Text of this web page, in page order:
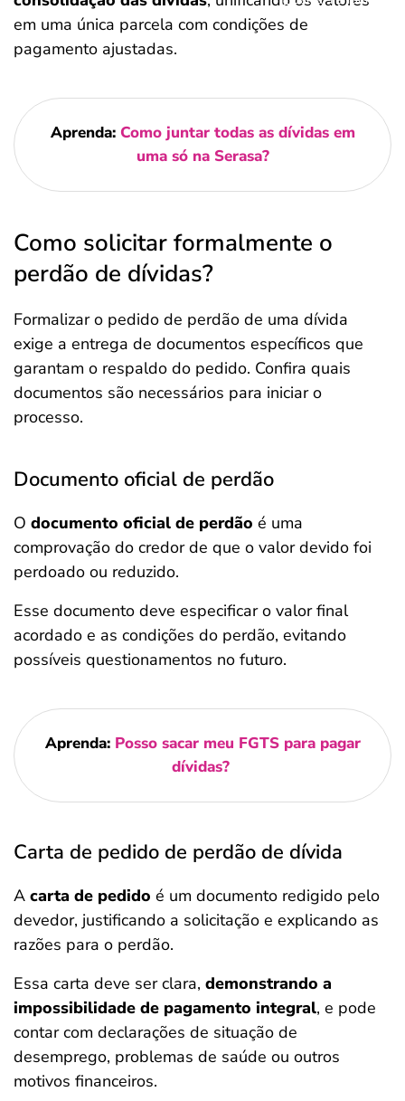
em uma única parcela com condições de
pagamento ajustadas.
Aprenda: Como juntar todas as dívidas em
uma só na Serasa?
Como solicitar formalmente o
perdão de dívidas?
Formalizar o pedido de perdão de uma dívida
exige a entrega de documentos específicos que
garantam o respaldo do pedido. Confira quais
documentos são necessários para iniciar o
processo.
Documento oficial de perdão
O documento oficial de perdão é uma
comprovação do credor de que o valor devido foi
perdoado ou reduzido.
Esse documento deve especificar o valor final
acordado e as condições do perdão, evitando
possíveis questionamentos no futuro.
Aprenda: Posso sacar meu FGTS para pagar
dívidas?
Carta de pedido de perdão de dívida
A carta de pedido é um documento redigido pelo
devedor, justificando a solicitação e explicando as
razões para o perdão.
Essa carta deve ser clara, demonstrando a
impossibilidade de pagamento integral, e pode
contar com declarações de situação de
desemprego, problemas de saúde ou outros
motivos financeiros.